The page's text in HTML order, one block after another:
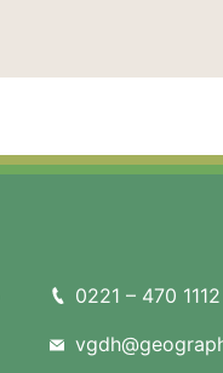
0221 – 470 1112